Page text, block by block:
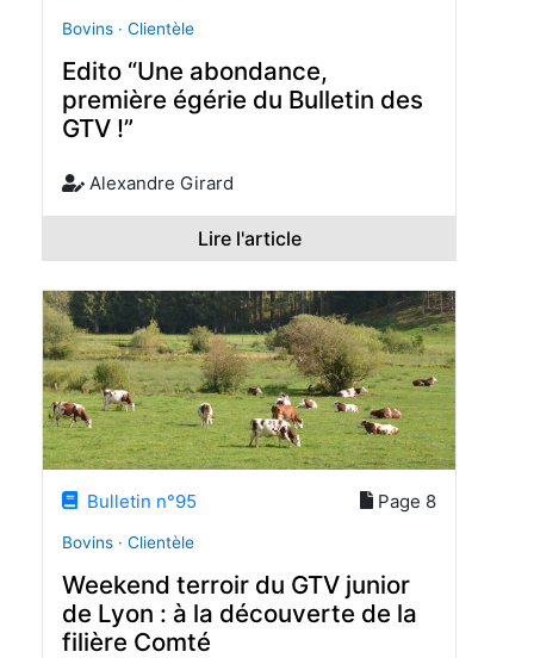
Bovins · Clientèle
Edito “Une abondance,
première égérie du Bulletin des
GTV !”
Alexandre Girard
Lire l'article
Bulletin n°95 Page 8
Bovins · Clientèle
Weekend terroir du GTV junior
de Lyon : à la découverte de la
filière Comté